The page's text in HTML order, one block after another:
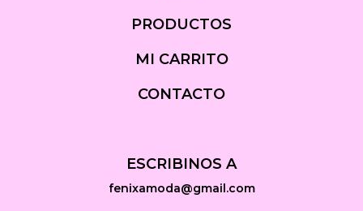
PRODUCTOS
MI CARRITO
CONTACTO
ESCRIBINOS A
fenixamoda@gmail.com